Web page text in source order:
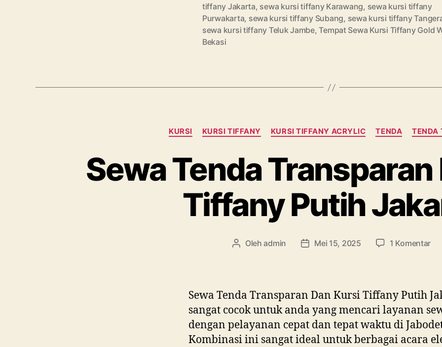
tiffany Jakarta, sewa kursi tiffany Karawang, sewa kursi tiffany
Purwakarta, sewa kursi tiffany Subang, sewa kursi tiffany
sewa kursi tiffany Teluk Jambe,Tempat Sewa Kursi Tiffany Gold
Bekasi
Kategori
KURSI KURSI TIFFANY KURSI TIFFANY ACRYLIC TENDA TENDA
Sewa Tenda Transparan
Tiffany Putih
Penulis
Olehadmin
Tanggal
Mei 15, 2025 1 Komentar
Dan
Sewa Tenda Transparan Dan Kursi Tiffany Putih
sangat cocok untuk anda yang mencari layanan
dengan pelayanan cepat dan tepat waktu di
Kombinasi ini sangat ideal untuk berbagai acara